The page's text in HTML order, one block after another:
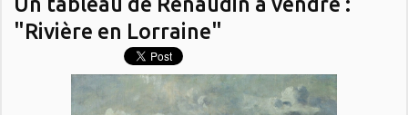
"Rivière en Lorraine"